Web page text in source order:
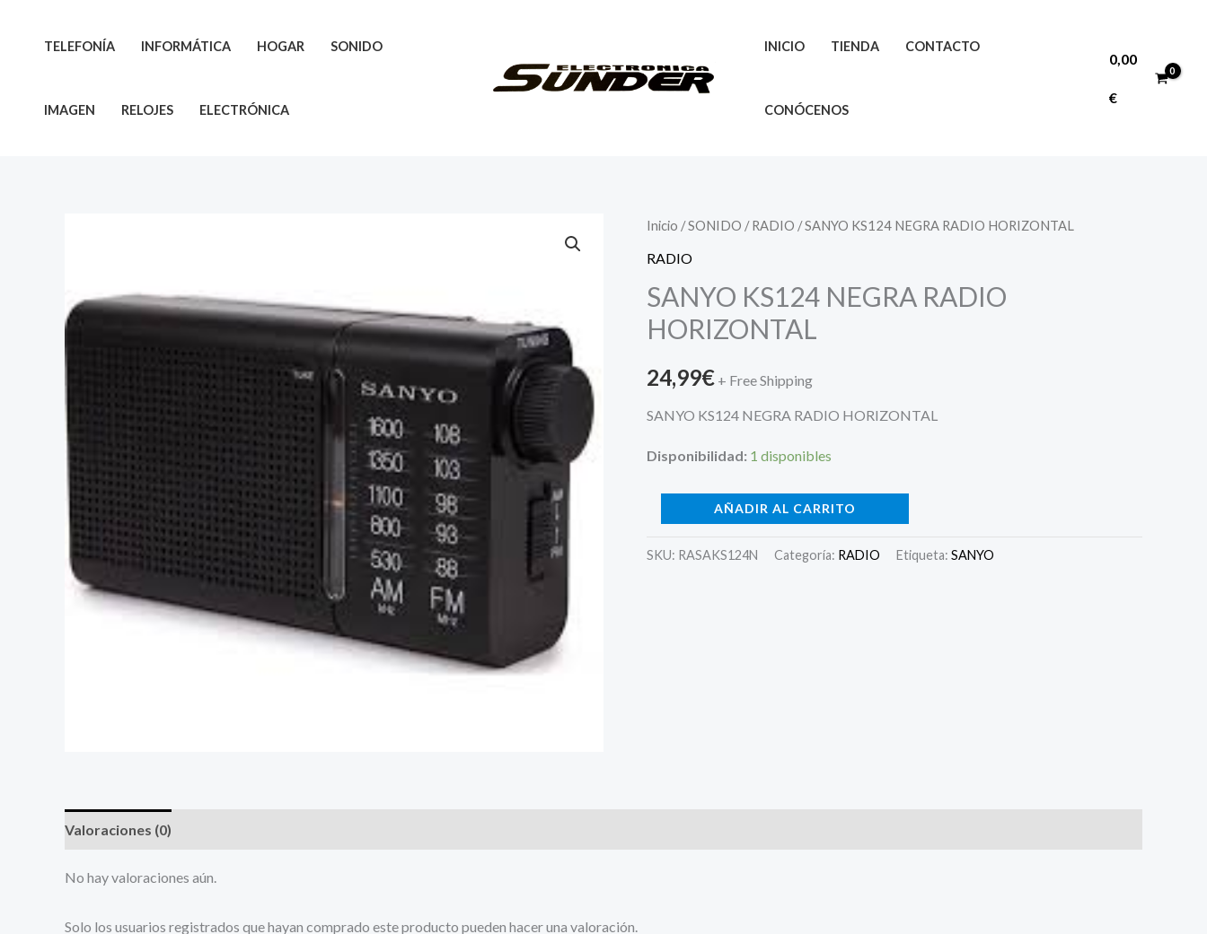
TELEFONÍA INFORMÁTICA HOGAR SONIDO
IMAGEN RELOJES ELECTRÓNICA
INICIO TIENDA CONTACTO
CONÓCENOS
0,00
€
Inicio /SONIDO /RADIO / SANYO KS124 NEGRA RADIO HORIZONTAL
RADIO
SANYO KS124 NEGRA RADIO
HORIZONTAL
24,99€ + Free Shipping
SANYO KS124 NEGRA RADIO HORIZONTAL
Disponibilidad: 1 disponibles
SANYO
KS124
RADIO
HORIZONTAL
AÑADIR AL CARRITO
SKU: RASAKS124N Categoría: RADIO Etiqueta: SANYO
Valoraciones (0)
No hay valoraciones aún.
Solo los usuarios registrados que hayan comprado este producto pueden hacer una valoración.